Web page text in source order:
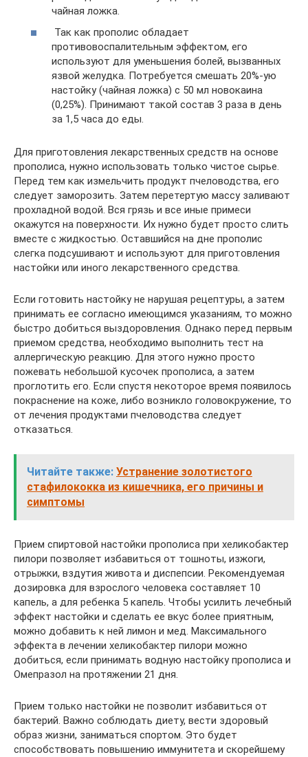
чайная ложка.
Так как прополис обладает
противовоспалительным эффектом, его
используют для уменьшения болей, вызванных
язвой желудка. Потребуется смешать 20%-ую
настойку (чайная ложка) с 50 мл новокаина
(0,25%). Принимают такой состав 3 раза в день
за 1,5 часа до еды.
Для приготовления лекарственных средств на основе
прополиса, нужно использовать только чистое сырье.
Перед тем как измельчить продукт пчеловодства, его
следует заморозить. Затем перетертую массу заливают
прохладной водой. Вся грязь и все иные примеси
окажутся на поверхности. Их нужно будет просто слить
вместе с жидкостью. Оставшийся на дне прополис
слегка подсушивают и используют для приготовления
настойки или иного лекарственного средства.
Если готовить настойку не нарушая рецептуры, а затем
принимать ее согласно имеющимся указаниям, то можно
быстро добиться выздоровления. Однако перед первым
приемом средства, необходимо выполнить тест на
аллергическую реакцию. Для этого нужно просто
пожевать небольшой кусочек прополиса, а затем
проглотить его. Если спустя некоторое время появилось
покраснение на коже, либо возникло головокружение, то
от лечения продуктами пчеловодства следует
отказаться.
Читайте также: Устранение золотистого
стафилококка из кишечника, его причины и
симптомы
Прием спиртовой настойки прополиса при хеликобактер
пилори позволяет избавиться от тошноты, изжоги,
отрыжки, вздутия живота и диспепсии. Рекомендуемая
дозировка для взрослого человека составляет 10
капель, а для ребенка 5 капель. Чтобы усилить лечебный
эффект настойки и сделать ее вкус более приятным,
можно добавить к ней лимон и мед. Максимального
эффекта в лечении хеликобактер пилори можно
добиться, если принимать водную настойку прополиса и
Омепразол на протяжении 21 дня.
Прием только настойки не позволит избавиться от
бактерий. Важно соблюдать диету, вести здоровый
образ жизни, заниматься спортом. Это будет
способствовать повышению иммунитета и скорейшему